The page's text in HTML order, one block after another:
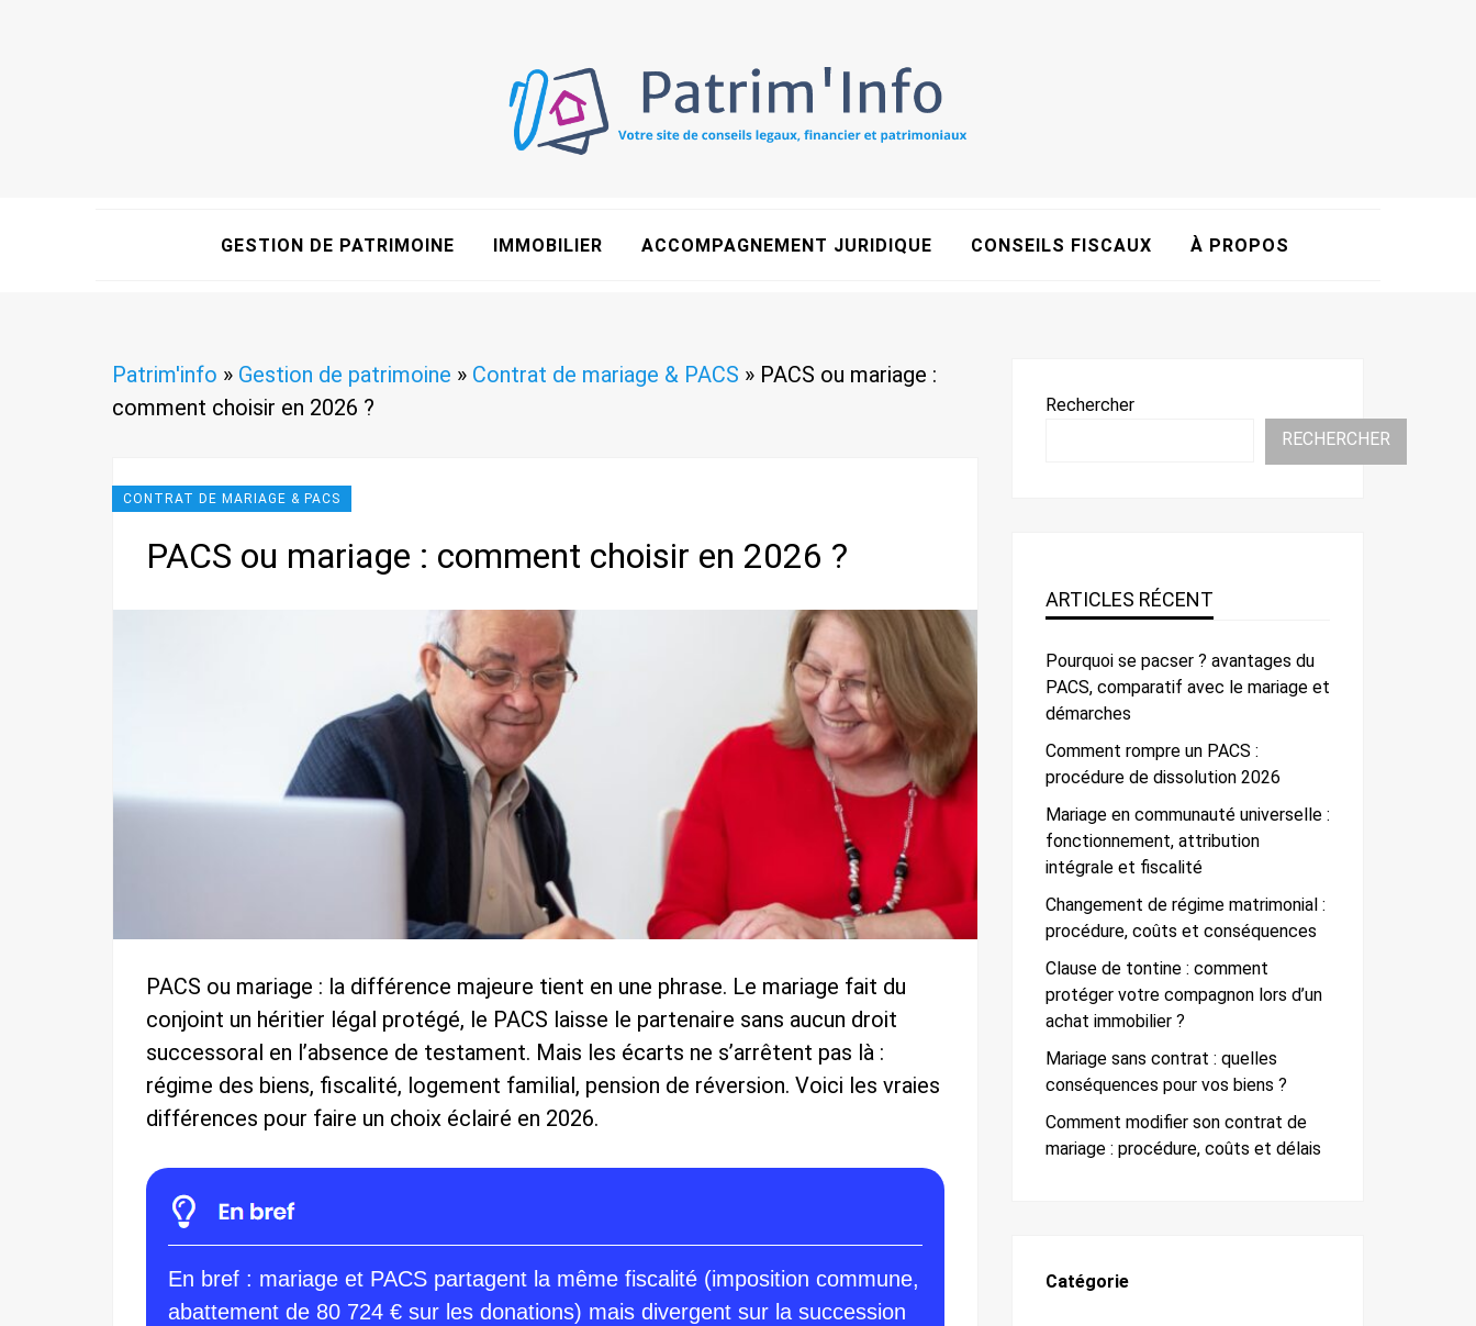
GESTION DE PATRIMOINE IMMOBILIER ACCOMPAGNEMENT JURIDIQUE CONSEILS FISCAUX À PROPOS
Patrim'info » Gestion de patrimoine » Contrat de mariage & PACS » PACS ou mariage :
comment choisir en 2026 ?
CONTRAT DE MARIAGE & PACS
PACS ou mariage : comment choisir en 2026 ?
PACS ou mariage : la différence majeure tient en une phrase. Le mariage fait du
conjoint un héritier légal protégé, le PACS laisse le partenaire sans aucun droit
successoral en l’absence de testament. Mais les écarts ne s’arrêtent pas là :
régime des biens, fiscalité, logement familial, pension de réversion. Voici les vraies
différences pour faire un choix éclairé en 2026.
En bref : mariage et PACS partagent la même fiscalité (imposition commune,
abattement de 80 724 € sur les donations) mais divergent sur la succession
Rechercher
RECHERCHER
ARTICLES RÉCENT
Pourquoi se pacser ? avantages du
PACS, comparatif avec le mariage et
démarches
Comment rompre un PACS :
procédure de dissolution 2026
Mariage en communauté universelle :
fonctionnement, attribution
intégrale et fiscalité
Changement de régime matrimonial :
procédure, coûts et conséquences
Clause de tontine : comment
protéger votre compagnon lors d’un
achat immobilier ?
Mariage sans contrat : quelles
conséquences pour vos biens ?
Comment modifier son contrat de
mariage : procédure, coûts et délais
Catégorie